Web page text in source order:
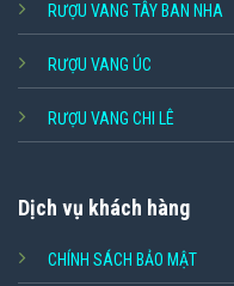
RƯỢU VANG TÂY BAN NHA
RƯỢU VANG ÚC
RƯỢU VANG CHI LÊ
Dịch vụ khách hàng
CHÍNH SÁCH BẢO MẬT